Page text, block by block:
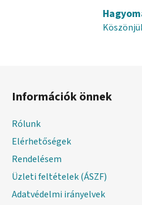
t
á
s
Információk önnek
Rólunk
Elérhetőségek
Rendelésem
Üzleti feltételek (ÁSZF)
Adatvédelmi irányelvek